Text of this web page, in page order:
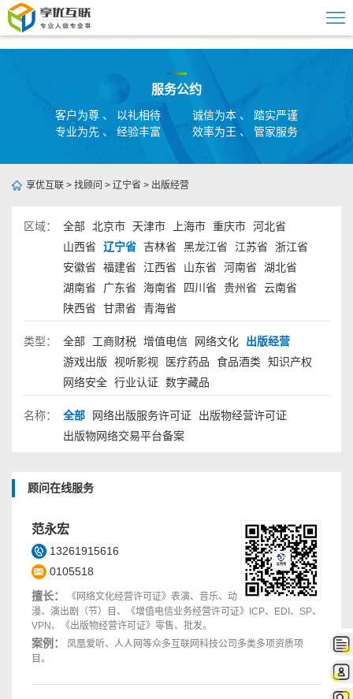
服务公约
客户为尊 、 以礼相待
诚信为本 、 踏实严谨
专业为先 、 经验丰富
效率为王 、 管家服务
享优互联 > 找顾问 > 辽宁省 > 出版经营
区域： 全部 北京市 天津市 上海市 重庆市 河北省
山西省
辽宁省 吉林省 黑龙江省 江苏省
浙江省
安徽省
福建省 江西省 山东省 河南省
湖北省
湖南省
广东省 海南省 四川省 贵州省
云南省
陕西省
甘肃省 青海省
类型： 全部 工商财税 增值电信 网络文化
出版经营
游戏出版
视听影视 医疗药品 食品酒类
知识产权
网络安全 行业认证 数字藏品
名称： 全部 网络出版服务许可证
出版物经营许可证
出版物网络交易平台备案
顾问在线服务
范永宏
13261915616
0105518
擅长：
《网络文化经营许可证》表演、音乐、动
漫、演出剧（节）目、《增值电信业务经营许可证》ICP、EDI、SP、
VPN、《出版物经营许可证》零售、批发。
案例：
凤凰爱听、人人网等众多互联网科技公司多类多项资质项
目。